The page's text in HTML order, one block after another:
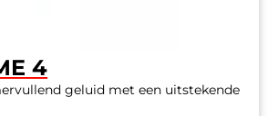
4
geluid met een uitstekende